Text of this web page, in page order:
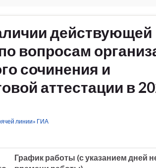
действующей
вопросам
сочинения и
аттестации в
линии» ГИА
График работы (с указанием дней